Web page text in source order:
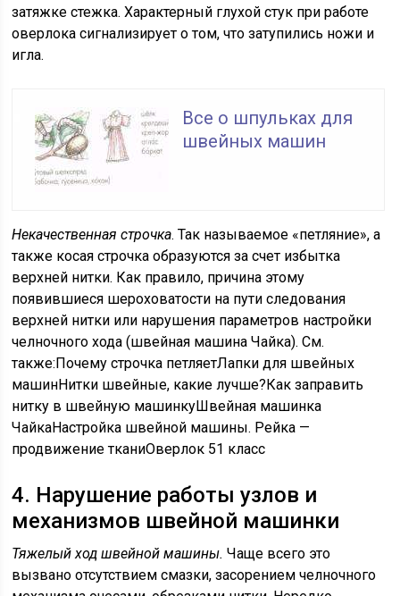
затяжке стежка. Характерный глухой стук при работе
оверлока сигнализирует о том, что затупились ножи и
игла.
Все о шпульках для
швейных машин
Некачественная строчка. Так называемое «петляние», а
также косая строчка образуются за счет избытка
верхней нитки. Как правило, причина этому
появившиеся шероховатости на пути следования
верхней нитки или нарушения параметров настройки
челночного хода (швейная машина Чайка). См.
также:Почему строчка петляетЛапки для швейных
машинНитки швейные, какие лучше?Как заправить
нитку в швейную машинкуШвейная машинка
ЧайкаНастройка швейной машины. Рейка —
продвижение тканиОверлок 51 класс
4. Нарушение работы узлов и
механизмов швейной машинки
Тяжелый ход швейной машины. Чаще всего это
вызвано отсутствием смазки, засорением челночного